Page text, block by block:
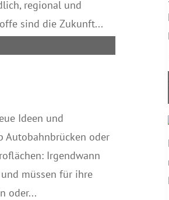
regional und
sind die Zukunft...
Ideen und
Autobahnbrücken oder
Irgendwann
müssen für ihre
oder...